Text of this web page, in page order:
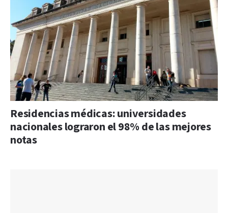
Residencias médicas: universidades
nacionales lograron el 98% de las mejores
notas